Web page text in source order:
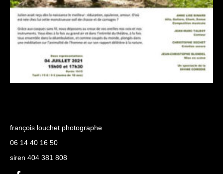
françois louchet photographe
06 14 40 16 50
siren 404 381 808